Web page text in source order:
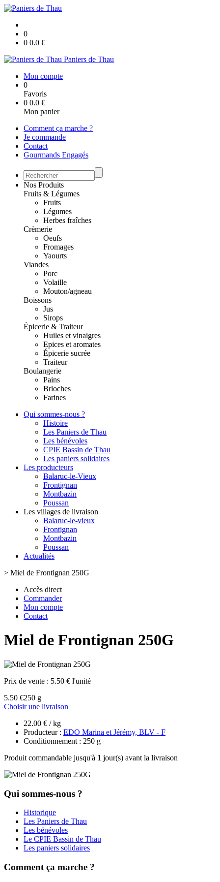
0
0 0.0 €
Paniers de Thau
Mon compte
0
Favoris
0 0.0 €
Mon panier
Comment ça marche ?
Je commande
Contact
Gourmands Engagés
Nos Produits
Fruits & Légumes
Fruits
Légumes
Herbes fraîches
Crèmerie
Oeufs
Fromages
Yaourts
Viandes
Porc
Volaille
Mouton/agneau
Boissons
Jus
Sirops
Épicerie & Traiteur
Huiles et vinaigres
Epices et aromates
Épicerie sucrée
Traiteur
Boulangerie
Pains
Brioches
Farines
Qui sommes-nous ?
Histoire
Les Paniers de Thau
Les bénévoles
CPIE Bassin de Thau
Les paniers solidaires
Les producteurs
Balaruc-le-Vieux
Frontignan
Montbazin
Poussan
Les villages de livraison
Balaruc-le-vieux
Frontignan
Montbazin
Poussan
Actualités
> Miel de Frontignan 250G
Accès direct
Commander
Mon compte
Contact
Miel de Frontignan 250G
Prix de vente : 5.50 € l'unité
5.50 €250 g
Choisir une livraison
22.00 € / kg
Producteur : EDO Marina et Jérémy, BLV - F
Conditionnement : 250 g
Produit commandable jusqu'à 1 jour(s) avant la livraison
Qui sommes-nous ?
Historique
Les Paniers de Thau
Les bénévoles
Le CPIE Bassin de Thau
Les paniers solidaires
Comment ça marche ?